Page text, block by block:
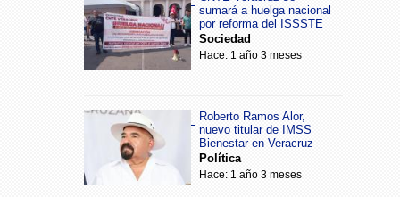
sumará a huelga nacional
por reforma del ISSSTE
Sociedad
Hace: 1 año 3 meses
Roberto Ramos Alor,
nuevo titular de IMSS
Bienestar en Veracruz
Política
Hace: 1 año 3 meses